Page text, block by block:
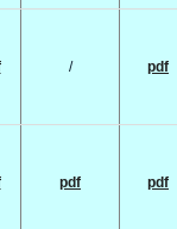
/ pdf
pdf pdf